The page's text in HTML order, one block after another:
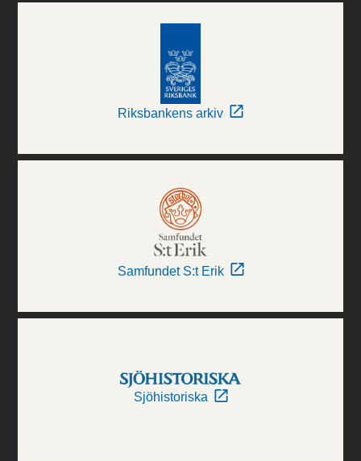
Riksbankens arkiv
Samfundet S:t Erik
Sjöhistoriska